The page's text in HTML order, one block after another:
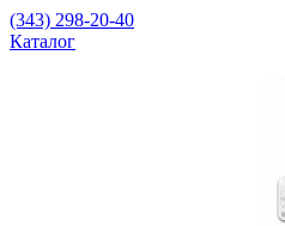
(343) 298-20-40
Каталог